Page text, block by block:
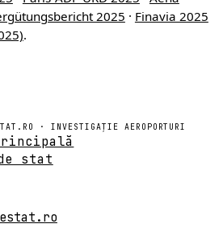
2025 · Finavia 2025
.
· INVESTIGAȚIE AEROPORTURI
stat